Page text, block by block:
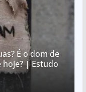
É o dom de
hoje? | Estudo